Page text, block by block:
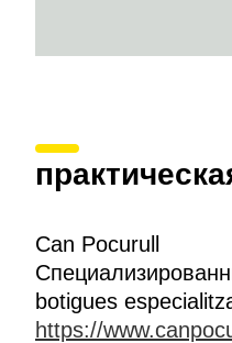
Can Pocurull
botigues
https://